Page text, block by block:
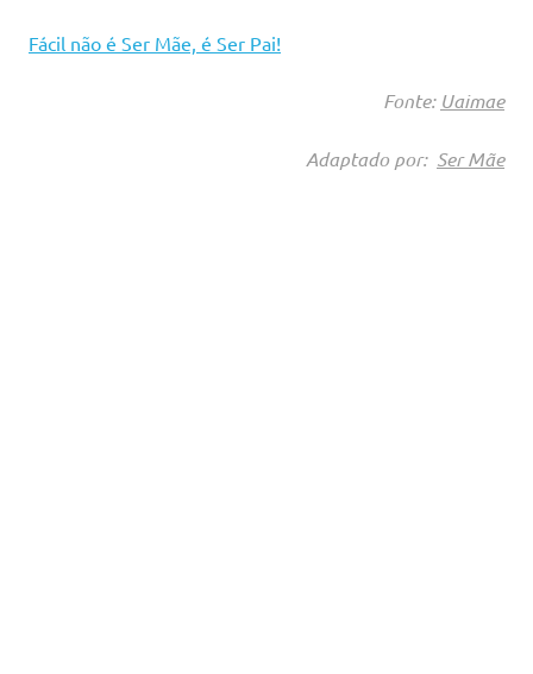
Fácil não é Ser Mãe, é Ser Pai!
Fonte: Uaimae
Adaptado por: Ser Mãe